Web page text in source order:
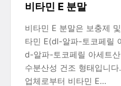
비타민 E 분말
비타민 E 분말은 보충제
타민 E(dl-알파-토코페릴
d-알파-토코페릴 아세트
수분산성 건조 형태입니
업체로부터 비타민 E…